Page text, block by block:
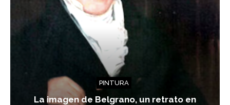
PINTURA
La imagen de Belgrano, un retrato en